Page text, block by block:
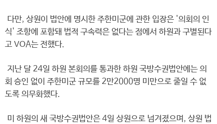
다만, 상원이 법안에 명시한 주한미군에 관한 입장은 '의회의 인
식' 조항에 포함돼 법적 구속력은 없다는 점에서 하원과 구별된다
고 VOA는 전했다.
지난 달 24일 하원 본회의를 통과한 하원 국방수권법안에는 의
회 승인 없이 주한미군 규모를 2만2000명 미만으로 줄일 수 없
도록 의무화했다.
미 하원의 새 국방수권법안은 4일 상원으로 넘겨졌으며, 상원 법